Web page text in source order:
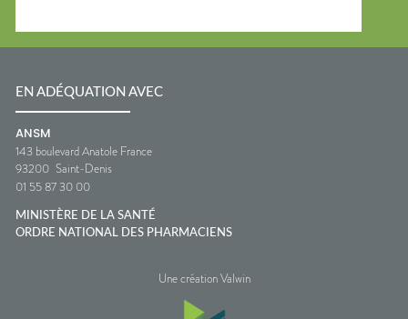
EN ADÉQUATION AVEC
ANSM
143 boulevard Anatole France
93200 Saint-Denis
01 55 87 30 00
MINISTÈRE DE LA SANTÉ
ORDRE NATIONAL DES PHARMACIENS
Une création Valwin